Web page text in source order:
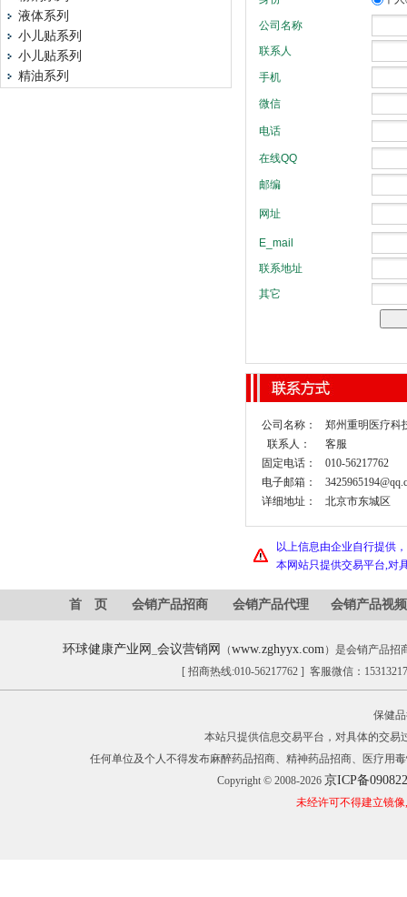
液体系列
小儿贴系列
小儿贴系列
精油系列
公司名称：
郑州重明医疗科
联系人：
客服
固定电话：
010-56217762
电子邮箱：
详细地址：
北京市东城区
以上信息由企业自行提供
本网站只提供交易平台,对
首 页 会销产品招商 会销产品代理 会销产品视频
环球健康产业网 会议营销网 （www.zghyyx.com）是会销产品招
[ 招商热线:010-56217762 ] 客服微信：
保健
本站只提供信息交易平台，对具体的交
任何单位及个人不得发布麻醉药品招商、精神药品招商、医疗用
Copyright © 2008-2026 京ICP备
未经许可不得建立镜